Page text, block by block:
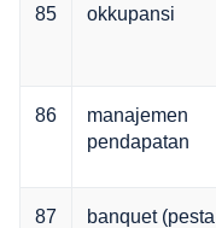
85 okkupansi
86
manajemen
pendapatan
87
banquet (pesta